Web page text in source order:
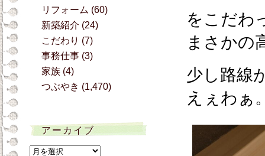
リフォーム (60)
新築紹介 (24)
こだわり (7)
事務仕事 (3)
家族 (4)
つぶやき (1,470)
アーカイブ
ア
をこだわ
まさかの
少し路線
えぇわぁ